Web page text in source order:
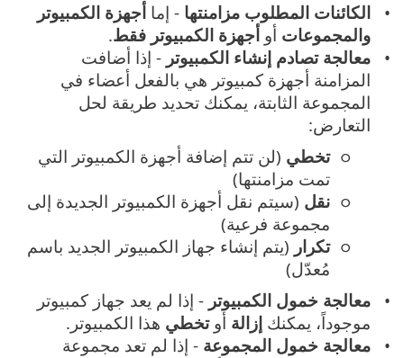
الكائنات المطلوب مزامنتها - إماأجهزة الكمبيوتر
والمجموعات أوأجهزة الكمبيوتر فقط.
معالجة تصادم إنشاء الكمبيوتر - إذا أضافت
المزامنة أجهزة كمبيوتر هي بالفعل أعضاء في
المجموعة الثابتة، يمكنك تحديد طريقة لحل
التعارض:
تخطي (لن تتم إضافة أجهزة الكمبيوتر التي
تمت مزامنتها)
نقل (سيتم نقل أجهزة الكمبيوتر الجديدة إلى
مجموعة فرعية)
تكرار (يتم إنشاء جهاز الكمبيوتر الجديد باسم
مُعدّل)
معالجة خمول الكمبيوتر - إذا لم يعد جهاز كمبيوتر
موجوداً، يمكنكإزالة أو تخطي هذا الكمبيوتر.
معالجة خمول المجموعة - إذا لم تعد مجموعة